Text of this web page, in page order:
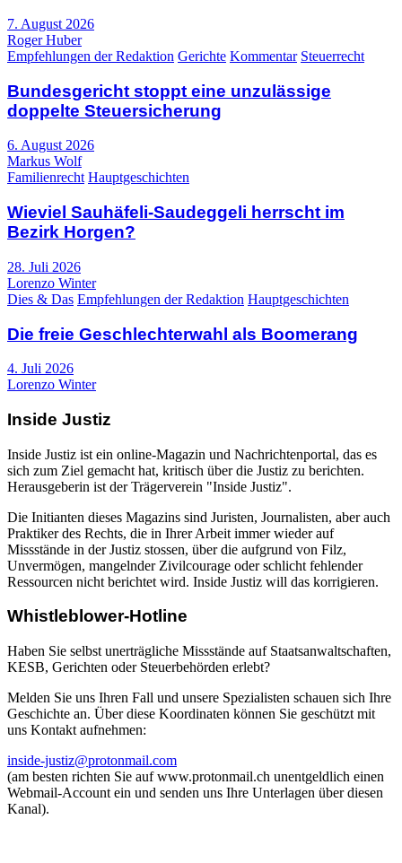
7. August 2026
Roger Huber
Empfehlungen der Redaktion Gerichte Kommentar Steuerrecht
Bundesgericht stoppt eine unzulässige
doppelte Steuersicherung
6. August 2026
Markus Wolf
Familienrecht Hauptgeschichten
Wieviel Sauhäfeli-Saudeggeli herrscht im
Bezirk Horgen?
28. Juli 2026
Lorenzo Winter
Dies & Das Empfehlungen der Redaktion Hauptgeschichten
Die freie Geschlechterwahl als Boomerang
4. Juli 2026
Lorenzo Winter
Inside Justiz
Inside Justiz ist ein online-Magazin und Nachrichtenportal, das es
sich zum Ziel gemacht hat, kritisch über die Justiz zu berichten.
Herausgeberin ist der Trägerverein "Inside Justiz".
Die Initianten dieses Magazins sind Juristen, Journalisten, aber auch
Praktiker des Rechts, die in Ihrer Arbeit immer wieder auf
Missstände in der Justiz stossen, über die aufgrund von Filz,
Unvermögen, mangelnder Zivilcourage oder schlicht fehlender
Ressourcen nicht berichtet wird. Inside Justiz will das korrigieren.
Whistleblower-Hotline
Haben Sie selbst unerträgliche Missstände auf Staatsanwaltschaften,
KESB, Gerichten oder Steuerbehörden erlebt?
Melden Sie uns Ihren Fall und unsere Spezialisten schauen sich Ihre
Geschichte an. Über diese Koordinaten können Sie geschützt mit
uns Kontakt aufnehmen:
inside-justiz@protonmail.com
(am besten richten Sie auf www.protonmail.ch unentgeldlich einen
Webmail-Account ein und senden uns Ihre Unterlagen über diesen
Kanal).